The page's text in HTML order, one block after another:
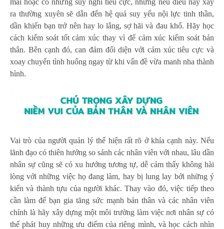
ra thường xuyên sẽ dẫn đến hệ quả suy yếu nội lực tinh thần,
dần khiến bạn trở nên hay lo lắng, sợ hãi và đau khổ. Hãy học
cách kiểm soát tốt cảm xúc thay vì để cảm xúc kiểm soát bản
thân. Bên cạnh đó, can đảm đối diện với cảm xúc tiêu cực và
xoay chuyển tình huống ngay từ khi vấn đề vừa manh nha thành
hình.
Vai trò của người quản lý thể hiện rất rõ ở khía cạnh này. Nếu
lãnh đạo có thiên hướng so sánh các nhân viên với nhau, lâu dần
nhân sự cũng sẽ có xu hướng tương tự, dễ cảm thấy không hài
lòng với những việc họ đang làm, hay bị lung lay bởi những ý
kiến và thành tựu của người khác. Thay vào đó, việc tiếp theo
cần làm để bạn gia tăng sức mạnh bản thân và các nhân viên
chính là hãy xây dựng một môi trường làm việc nơi nhân sự có
thể phát huy những ưu điểm của riêng mình, và học cách nhìn